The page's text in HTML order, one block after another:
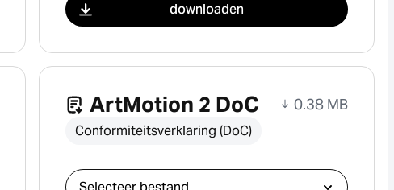
downloaden
ArtMotion 2 DoC 0.38 MB
Conformiteitsverklaring (DoC)
Selecteer download